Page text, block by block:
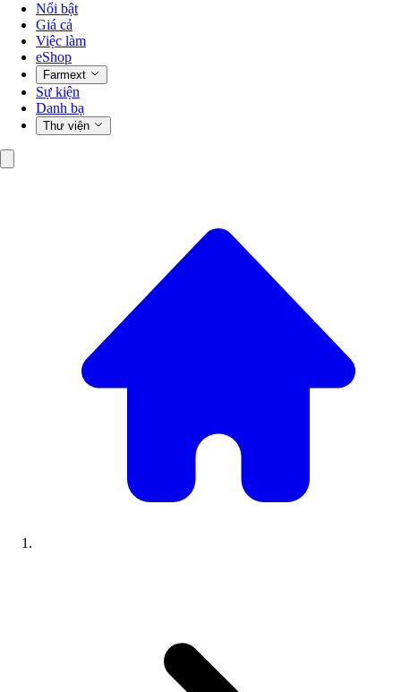
Nổi bật
Giá cả
Việc làm
eShop
Farmext
Sự kiện
Danh bạ
Thư viện